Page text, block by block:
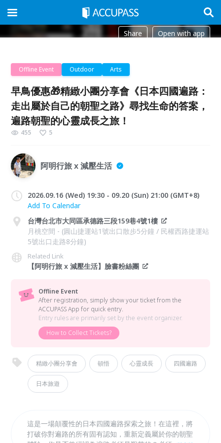
Share Open with app
Offline Event Outdoor Arts
早鳥優惠🎁精緻小團分享會《日本四國遍路：
走出屬於自己的朝聖之路》尋找生命的答案，
遍路朝聖的心靈成長之旅！
455 5
阿明行旅 x 減壓生活
2026.09.16 (Wed) 19:30 - 09.20 (Sun) 21:00 (GMT+8)
Add To Calendar
台灣台北市大同區承德路三段159巷4號1樓
月桃空間 - (圓山捷運站1號出口散步5分鐘 / 民權西路捷運站
5號出口走路8分鐘)
Related Link
【阿明行旅 x 減壓生活】臉書粉絲團
Offline Event
After registration, simply show your ticket from the
ACCUPASS App for quick entry.
Entry rules are primarily set by the event organizer.
How to Collect Tickets?
精緻小團分享會 頓悟 心靈成長 四國遍路
日本旅遊
這是一場顛覆性的日本四國遍路探索之旅！在這裡，將
打破你對遍路的所有固有認知，重新定義屬於你的朝聖